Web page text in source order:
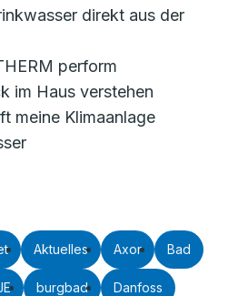
direkt aus der
perform
im Haus verstehen
meine Klimaanlage
Aktuelles Axor Bad
burgbad Danfoss